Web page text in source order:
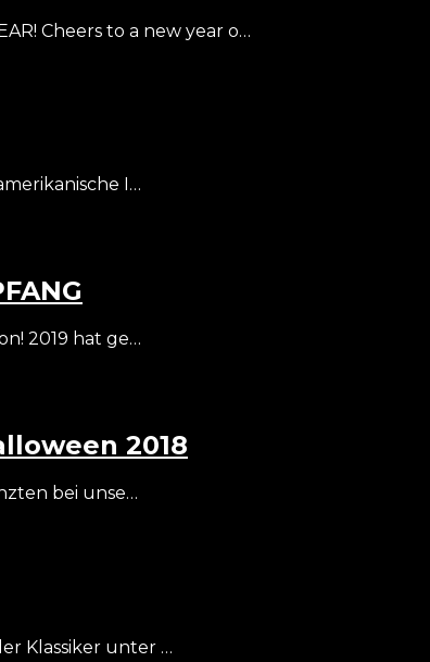
Cheers to a new year o…
I…
2019 hat ge…
2018
bei unse…
Klassiker unter …